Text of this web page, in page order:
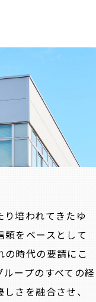
培われてきたゆ
をベースとして
時代の要請にこ
ープのすべての経
さを融合させ、